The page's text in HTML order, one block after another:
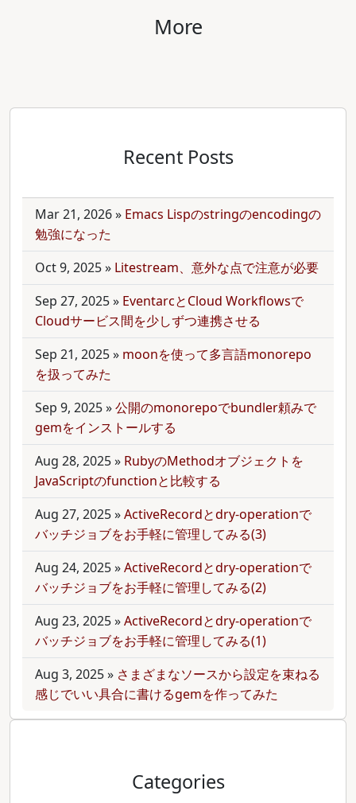
More
Recent Posts
Mar 21, 2026» Emacs Lispのstringのencodingの
勉強になった
Oct 9, 2025» Litestream、意外な点で注意が必要
Sep 27, 2025» EventarcとCloud Workflowsで
Cloudサービス間を少しずつ連携させる
Sep 21, 2025» moonを使って多言語monorepo
を扱ってみた
Sep 9, 2025»公開のmonorepoでbundler頼みで
gemをインストールする
Aug 28, 2025» RubyのMethodオブジェクトを
JavaScriptのfunctionと比較する
Aug 27, 2025»ActiveRecordとdry-operationで
バッチジョブをお手軽に管理してみる(3)
Aug 24, 2025»ActiveRecordとdry-operationで
バッチジョブをお手軽に管理してみる(2)
Aug 23, 2025»ActiveRecordとdry-operationで
バッチジョブをお手軽に管理してみる(1)
Aug 3, 2025» さまざまなソースから設定を束ねる
感じでいい具合に書けるgemを作ってみた
Categories